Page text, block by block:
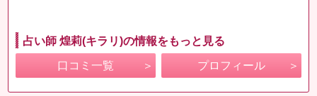
占い師 煌莉(キラリ)の情報をもっと見る
口コミ一覧 プロフィール